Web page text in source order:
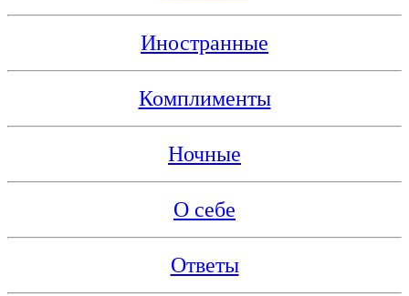
Иностранные
Комплименты
Ночные
О себе
Ответы